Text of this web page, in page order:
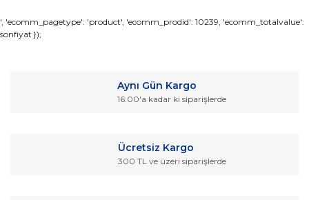
Yorum Yaz
Bu ürünün fiyat bilgisi, resim, ürün açıklamalarında ve diğer
konularda yetersiz gördüğünüz noktaları öneri formunu
Ürün resmi kalitesiz, bozuk veya görüntülenemiyor.
Ürün fiyatı diğer sitelerden daha pahalı.
', 'ecomm_pagetype': 'product', 'ecomm_prodid': 10239, 'ecomm_totalvalue':
sonfiyat });
Aynı Gün Kargo
16:00'a kadar ki siparişlerde
Ücretsiz Kargo
300 TL ve üzeri siparişlerde